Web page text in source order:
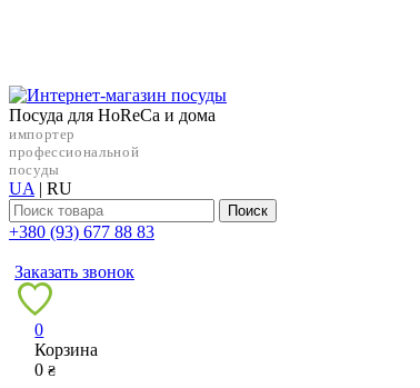
Посуда для HoReCa и дома
импортер
профессиональной
посуды
UA | RU
Поиск
+38‎0 (93) 677 88 83
Заказать звонок
0
Корзина
0₴